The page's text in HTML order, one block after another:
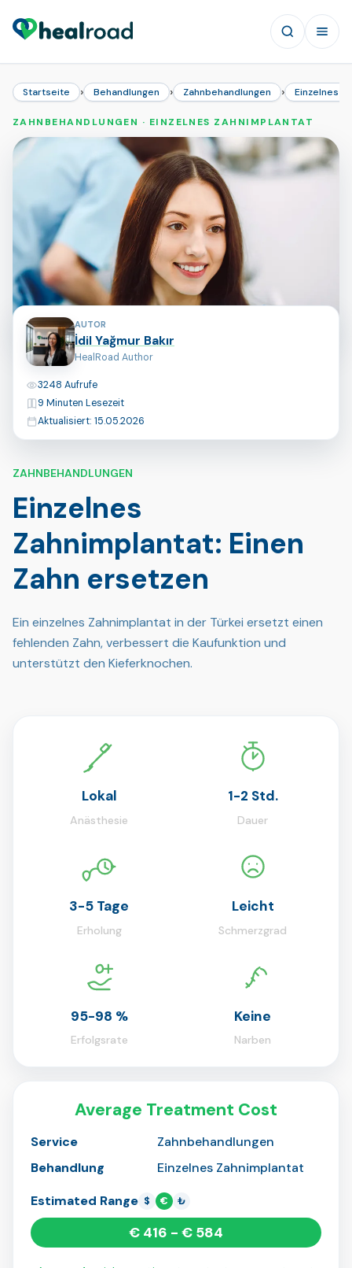
Startseite › Behandlungen › Zahnbehandlungen › Einzelnes
ZAHNBEHANDLUNGEN · EINZELNES ZAHNIMPLANTAT
ZAHNBEHANDLUNGEN
Einzelnes
Zahnimplantat: Einen
Zahn ersetzen
Ein einzelnes Zahnimplantat in der Türkei ersetzt einen
fehlenden Zahn, verbessert die Kaufunktion und
unterstützt den Kieferknochen.
Mitwirkende an dieser Seite
AUTOR
İdil Yağmur Bakır
HealRoad Author
Aufrufe
3248 Aufrufe
Lesezeit
9 Minuten Lesezeit
Zuletzt aktualisiert
Aktualisiert: 15.05.2026
Lokal
Anästhesie
1-2 Std.
Dauer
3-5 Tage
Erholung
Leicht
Schmerzgrad
95-98 %
Erfolgsrate
Keine
Narben
Average Treatment Cost
Service
Zahnbehandlungen
Behandlung
Einzelnes Zahnimplantat
Estimated Range $ € ₺
€ 416 - € 584